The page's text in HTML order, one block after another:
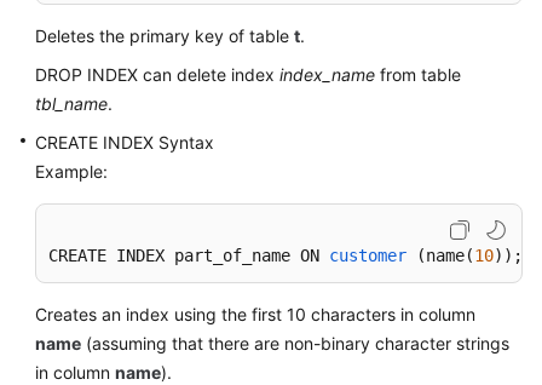
Service
Level
Agreement
White
Papers
Deletes the primary key of table t.
DROP INDEX can delete index index_name from table
tbl_name.
CREATE INDEX Syntax
Example:
CREATE INDEX part_of_name ON customer (name(10)) ;
Creates an index using the first 10 characters in column
name (assuming that there are non-binary character strings
in column name).